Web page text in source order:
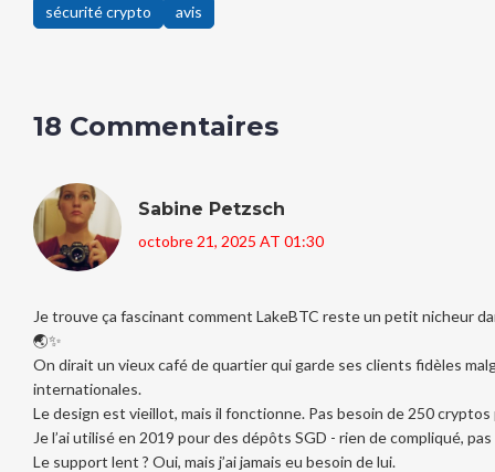
sécurité crypto avis
18 Commentaires
Sabine Petzsch
octobre 21, 2025 AT 01:30
Je trouve ça fascinant comment LakeBTC reste un petit nicheur
🌏✨
On dirait un vieux café de quartier qui garde ses clients fidèles
internationales.
Le design est vieillot, mais il fonctionne. Pas besoin de 250
Je l’ai utilisé en 2019 pour des dépôts SGD - rien de compliqué,
Le support lent ? Oui, mais j’ai jamais eu besoin de lui.